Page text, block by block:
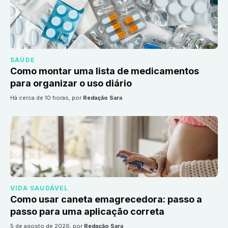
SAÚDE
Como montar uma lista de medicamentos
para organizar o uso diário
há cerca de 10 horas, por Redação Sara
VIDA SAUDÁVEL
Como usar caneta emagrecedora: passo a
passo para uma aplicação correta
5 de agosto de 2026, por Redação Sara